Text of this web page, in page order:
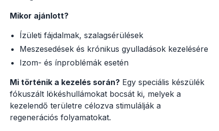
Mikor ajánlott?
Ízületi fájdalmak, szalagsérülések
Meszesedések és krónikus gyulladások kezelésére
Izom- és ínproblémák esetén
Mi történik a kezelés során? Egy speciális készülék
fókuszált lökéshullámokat bocsát ki, melyek a
kezelendő területre célozva stimulálják a
regenerációs folyamatokat.